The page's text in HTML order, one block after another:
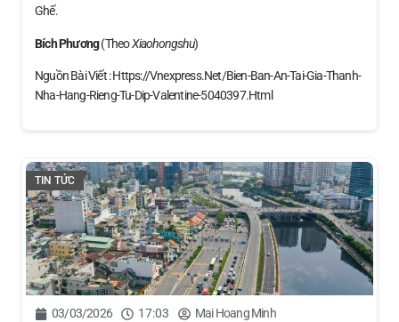
Ghế.
Bích Phương(theoXiaohongshu)
Nguồn Bài Viết : Https://vnexpress.net/bien-Ban-An-Tai-Gia-Thanh-
Nha-Hang-Rieng-Tu-Dip-Valentine-5040397.html
TIN TỨC
03/03/2026 17:03 Mai Hoang Minh